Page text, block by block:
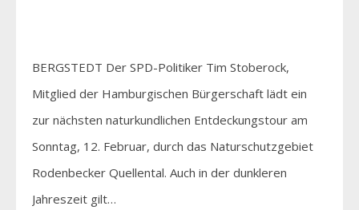
BERGSTEDT Der SPD-Politiker Tim Stoberock,
Mitglied der Hamburgischen Bürgerschaft lädt ein
zur nächsten naturkundlichen Entdeckungstour am
Sonntag, 12. Februar, durch das Naturschutzgebiet
Rodenbecker Quellental. Auch in der dunkleren
Jahreszeit gilt…